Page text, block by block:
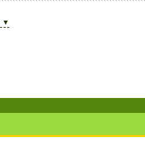
▼